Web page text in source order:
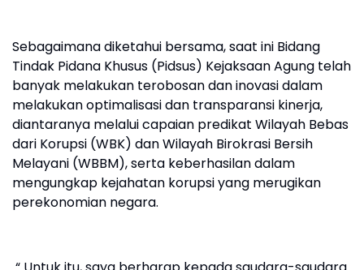
Sebagaimana diketahui bersama, saat ini Bidang
Tindak Pidana Khusus (Pidsus) Kejaksaan Agung telah
banyak melakukan terobosan dan inovasi dalam
melakukan optimalisasi dan transparansi kinerja,
diantaranya melalui capaian predikat Wilayah Bebas
dari Korupsi (WBK) dan Wilayah Birokrasi Bersih
Melayani (WBBM), serta keberhasilan dalam
mengungkap kejahatan korupsi yang merugikan
perekonomian negara.